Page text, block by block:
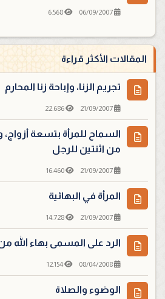
06/09/2007
6.568
المقالات الأكثر قراءة
تجريم الزنا، وإباحة زنا المحارم
21/09/2007
22.686
السماح للمرأة بتسعة أزواج،
من اثنتين للرجل
21/09/2007
16.460
المرأة في البهائية
21/09/2007
14.728
الرد على المسمى بهاء الله
08/04/2008
12.154
الوضوء والصلاة